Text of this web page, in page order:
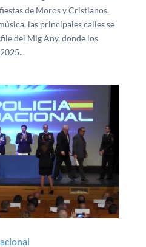
de Moros y Cristianos.
las principales calles se
del Mig Any, donde los